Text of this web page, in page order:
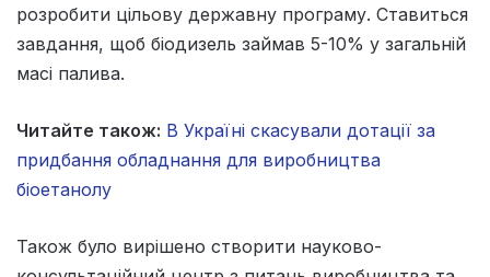
розробити цільову державну програму. Ставиться
завдання, щоб біодизель займав 5-10% у загальній
масі палива.
Читайте також: В Україні скасували дотації за
придбання обладнання для виробництва
біоетанолу
Також було вирішено створити науково-